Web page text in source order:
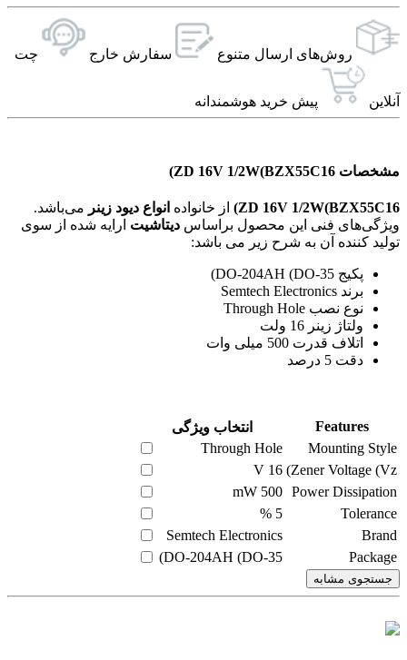
روش‌های ارسال‌ متنوع سفارش خارج چت
آنلاین پیش خرید هوشمندانه
مشخصات ZD 16V 1/2W(BZX55C16)
ZD 16V 1/2W(BZX55C16) از خانواده انواع ديود زينر می‌باشد.
ویژگی‌های فنی این محصول براساس دیتاشیت ارایه شده از سوی
تولید کننده آن به شرح زیر می باشد:
پکیج DO-204AH (DO-35)
برند Semtech Electronics
نوع نصب Through Hole
ولتاژ زینر 16 ولت
اتلاف قدرت 500 میلی وات
دقت 5 درصد
Features
انتخاب ویژگی
Mounting Style
Through Hole
Zener Voltage (Vz)
16
V
Power Dissipation
500
mW
Tolerance
5
%
Brand
Semtech Electronics
Package
DO-204AH (DO-35)
جستجوی مشابه